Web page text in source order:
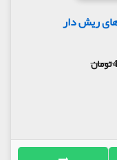
ریش دار